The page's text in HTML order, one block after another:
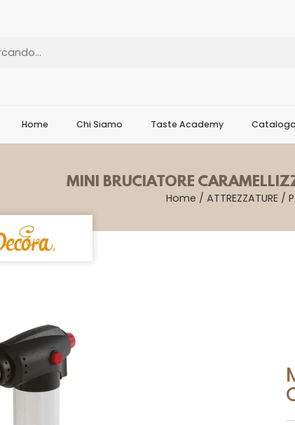
Home Chi Siamo Taste Academy Catalogo
MINI BRUCIATORE
Home / ATTREZZATURE/